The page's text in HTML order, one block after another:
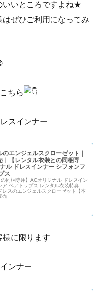
いいところですよね★
はぜひご利用になってみ
ちら
スインナー
のエンジェルスクローゼット｜
｜【レンタル衣装との同梱専
ル ドレスインナー シフォンフ
ス
の同梱専用】ACオリジナル ドレスイン
ア ベアトップス レンタル衣装特典
レスのエンジェルスクローゼット【本
売
に限ります
ンナー